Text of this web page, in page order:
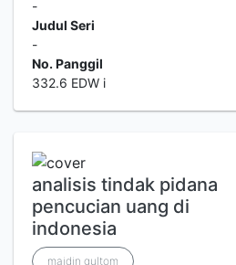
-
Judul Seri
-
No. Panggil
332.6 EDW i
analisis tindak pidana
pencucian uang di
indonesia
maidin gultom